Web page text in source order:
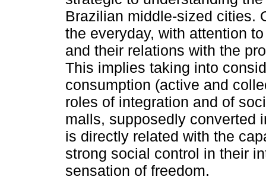
Brazilian middle-sized cities.
the everyday, with attention
and their relations with the
This implies taking into
consumption (active and
roles of integration and of
malls, supposedly converted
is directly related with the
strong social control in their
sensation of freedom.